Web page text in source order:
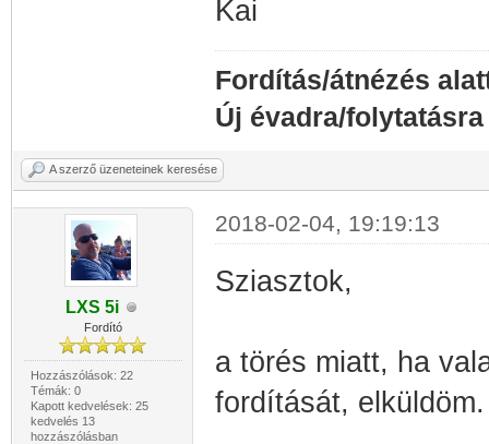
Kai
Fordítás/átnézés
Új évadra/
A szerző üzeneteinek keresése
LXS 5i
Fordító
Hozzászólások: 22
Témák: 0
Kapott kedvelések: 25
kedvelés 13
hozzászólásban
2018-02-04, 19:19:13
Sziasztok,
a törés miatt, ha
fordítását,